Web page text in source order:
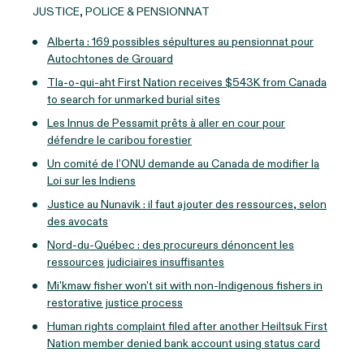
JUSTICE, POLICE & PENSIONNAT
Alberta : 169 possibles sépultures au pensionnat pour
Autochtones de Grouard
Tla-o-qui-aht First Nation receives $543K from Canada
to search for unmarked burial sites
Les Innus de Pessamit prêts à aller en cour pour
défendre le caribou forestier
Un comité de l’ONU demande au Canada de modifier la
Loi sur les Indiens
Justice au Nunavik : il faut ajouter des ressources, selon
des avocats
Nord-du-Québec : des procureurs dénoncent les
ressources judiciaires insuffisantes
Mi'kmaw fisher won't sit with non-Indigenous fishers in
restorative justice process
Human rights complaint filed after another Heiltsuk First
Nation member denied bank account using status card